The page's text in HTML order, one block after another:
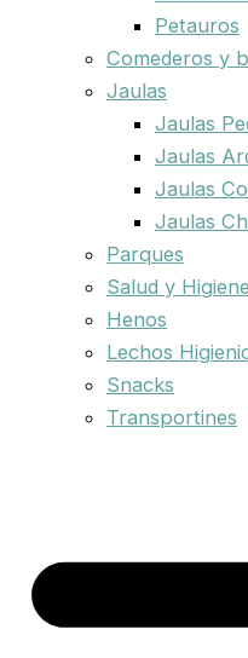
Petauros
Comederos y
Jaulas
Jaulas
Jaulas
Jaulas
Jaulas
Parques
Salud y Higiene
Henos
Lechos
Snacks
Transportines